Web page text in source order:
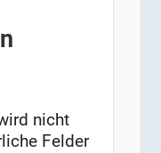
nicht
Felder